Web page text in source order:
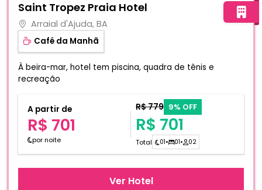
Saint Tropez Praia Hotel
Arraial d'Ajuda, BA
Café da Manhã
À beira-mar, hotel tem piscina, quadra de tênis e
recreação
A partir de
R$ 701
por noite
R$ 779 9% OFF
R$ 701
Total 01• 01• 02
Ver Hotel